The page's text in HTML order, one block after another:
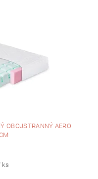
OBOJSTRANNÝ AERO
ks